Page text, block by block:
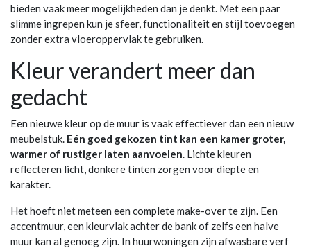
bieden vaak meer mogelijkheden dan je denkt. Met een paar
slimme ingrepen kun je sfeer, functionaliteit en stijl toevoegen
zonder extra vloeroppervlak te gebruiken.
Kleur verandert meer dan
gedacht
Een nieuwe kleur op de muur is vaak effectiever dan een nieuw
meubelstuk. Eén goed gekozen tint kan een kamer groter,
warmer of rustiger laten aanvoelen. Lichte kleuren
reflecteren licht, donkere tinten zorgen voor diepte en
karakter.
Het hoeft niet meteen een complete make-over te zijn. Een
accentmuur, een kleurvlak achter de bank of zelfs een halve
muur kan al genoeg zijn. In huurwoningen zijn afwasbare verf